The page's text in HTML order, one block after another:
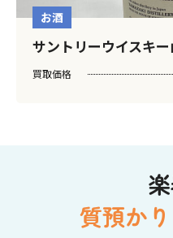
お酒
サントリーウイスキ
買取価格
質預かり